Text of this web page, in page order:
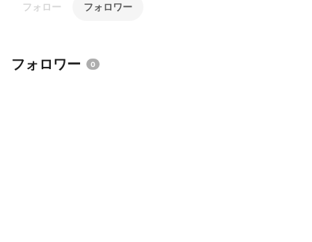
フォロー フォロワー
フォロワー 0